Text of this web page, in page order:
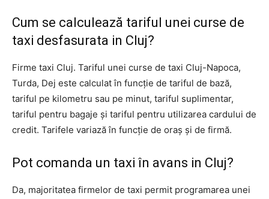
Cum se calculează tariful unei curse de
taxi desfasurata in Cluj?
Firme taxi Cluj. Tariful unei curse de taxi Cluj-Napoca,
Turda, Dej este calculat în funcție de tariful de bază,
tariful pe kilometru sau pe minut, tariful suplimentar,
tariful pentru bagaje și tariful pentru utilizarea cardului de
credit. Tarifele variază în funcție de oraș și de firmă.
Pot comanda un taxi în avans in Cluj?
Da, majoritatea firmelor de taxi permit programarea unei